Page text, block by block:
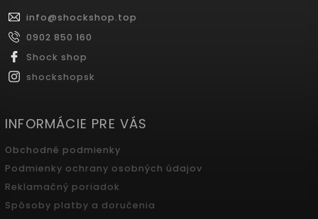
info@shockshop.top
0902 850 160
Shock shop
shockshopsk
INFORMÁCIE PRE VÁS
Obchodné podmienky
Podmienky ochrany osobných údajov
Reklamačný poriadok
Spôsoby platby a doručenia